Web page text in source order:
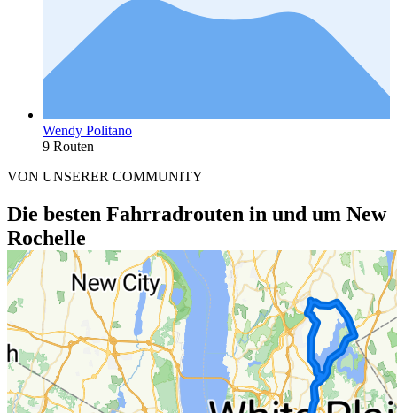
Wendy Politano
9 Routen
VON UNSERER COMMUNITY
Die besten Fahrradrouten in und um New
Rochelle